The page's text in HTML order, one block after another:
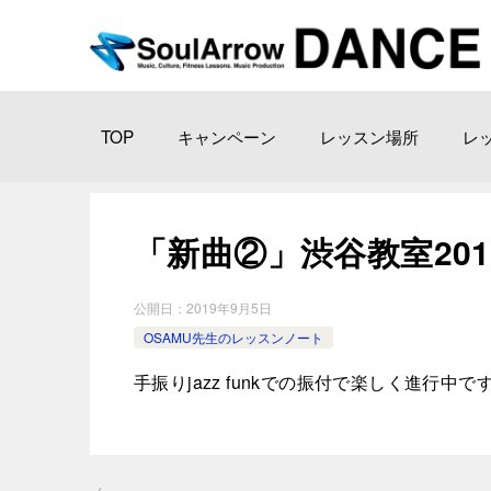
TOP キャンペーン レッスン場所 レ
「新曲②」渋谷教室
公開日： 2019年9月5日
OSAMU先生のレッスンノート
手振りjazz funkでの振付で楽しく進行中で